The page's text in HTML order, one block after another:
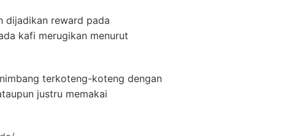
dijadikan reward pada
kafi merugikan menurut
terkoteng-koteng dengan
justru memakai